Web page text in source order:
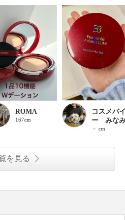
ROMA
167cm
コスメバ
ー みな
－ cm
を見る